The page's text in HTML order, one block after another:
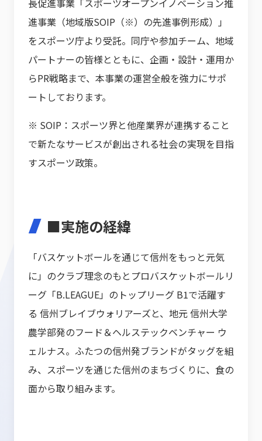
長促進事業「スポーツオープンイノベーション推
進事業（地域版SOIP（※）の先進事例形成）」
をスポーツ庁より受託。同庁や参加チーム、地域
パートナーの皆様とともに、企画・設計・運用か
らPR戦略まで、本事業の運営全般を強力にサポ
ートしております。
※ SOIP：スポーツ界と他産業界が連携すること
で新たなサービスが創出される社会の実現を目指
すスポーツ政策。
■実施の経緯
「バスケットボールを通じて信州をもっと元気
に」のクラブ理念のもとプロバスケットボールリ
ーグ「B.LEAGUE」のトップリーグ B1で活躍す
る 信州ブレイブウォリアーズと、地元 信州大学
農学部発のフード＆ヘルステックベンチャー ウ
ェルナス。ふたつの信州発ブランドがタッグを組
み、スポーツを通じた信州のまちづくりに、食の
面から取り組みます。